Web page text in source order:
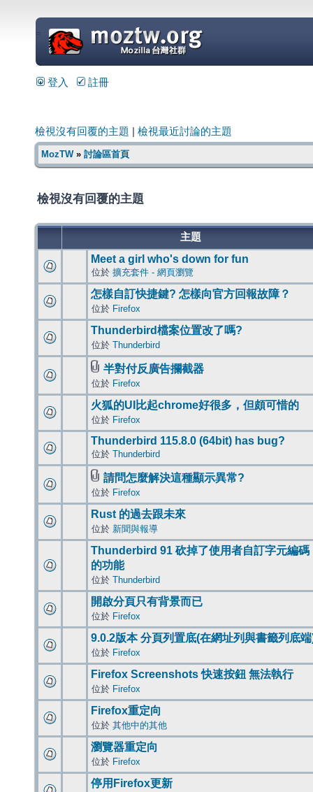
=
登入 註冊
檢視沒有回覆的主題 檢視最近討論的主題
MozTW» 討論區首頁
檢視沒有回覆的主題
主題
Meet a girl who's down for fun
位於 擴充套件 - 網頁瀏覽
怎樣自訂快捷鍵? 怎樣向官方回報故障？
位於 Firefox
Thunderbird檔案位置改了嗎?
位於 Thunderbird
半對付反廣告攔截器
位於 Firefox
火狐的UI比起chrome好很多，但頗可惜的
位於 Firefox
Thunderbird 115.8.0 (64bit) has bug?
位於 Thunderbird
請問怎麼解決這種顯示異常?
位於 Firefox
Rust 的過去跟未來
位於 新聞與報導
Thunderbird 91 砍掉了使用者自訂字元編碼
的功能
位於 Thunderbird
開啟分頁只有背景而已
位於 Firefox
9.0.2版本 分頁列置底(在網址列與書籤列底
位於 Firefox
Firefox Screenshots 快速按鈕 無法執行
位於 Firefox
Firefox重定向
位於 其他中的其他
瀏覽器重定向
位於 Firefox
停用Firefox更新